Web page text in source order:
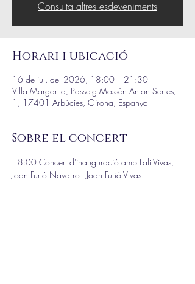
Consulta altres esdeveniments
Horari i ubicació
16 de jul. del 2026, 18:00 – 21:30
Villa Margarita, Passeig Mossèn Anton Serres,
1, 17401 Arbúcies, Girona, Espanya
Sobre el concert
18:00 Concert d'inauguració amb Lali Vivas,
Joan Furió Navarro i Joan Furió Vivas.